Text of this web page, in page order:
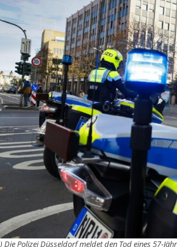
Polizei Düsseldorf meldet den Tod eines 57-